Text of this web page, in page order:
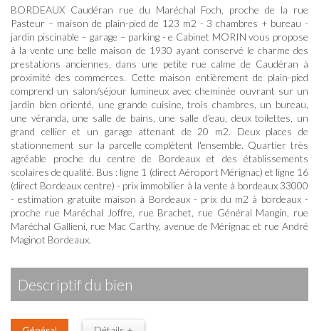
BORDEAUX Caudéran rue du Maréchal Foch, proche de la rue
Pasteur – maison de plain-pied de 123 m2 - 3 chambres + bureau -
jardin piscinable – garage – parking - e Cabinet MORIN vous propose
à la vente une belle maison de 1930 ayant conservé le charme des
prestations anciennes, dans une petite rue calme de Caudéran à
proximité des commerces. Cette maison entièrement de plain-pied
comprend un salon/séjour lumineux avec cheminée ouvrant sur un
jardin bien orienté, une grande cuisine, trois chambres, un bureau,
une véranda, une salle de bains, une salle d’eau, deux toilettes, un
grand cellier et un garage attenant de 20 m2. Deux places de
stationnement sur la parcelle complètent l'ensemble. Quartier très
agréable proche du centre de Bordeaux et des établissements
scolaires de qualité. Bus : ligne 1 (direct Aéroport Mérignac) et ligne 16
(direct Bordeaux centre) - prix immobilier à la vente à bordeaux 33000
- estimation gratuite maison à Bordeaux - prix du m2 à bordeaux -
proche rue Maréchal Joffre, rue Brachet, rue Général Mangin, rue
Maréchal Gallieni, rue Mac Carthy, avenue de Mérignac et rue André
Maginot Bordeaux.
descriptif du bien